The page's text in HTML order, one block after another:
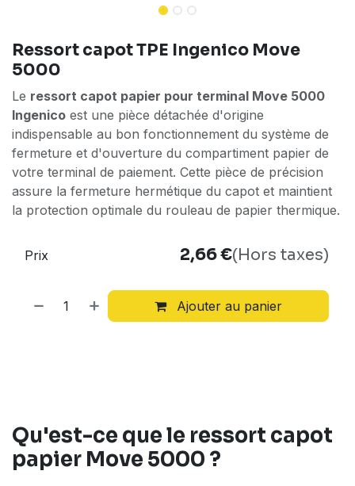
Ressort capot TPE Ingenico Move
5000
Le ressort capot papier pour terminal Move 5000
Ingenico est une pièce détachée d'origine
indispensable au bon fonctionnement du système de
fermeture et d'ouverture du compartiment papier de
votre terminal de paiement. Cette pièce de précision
assure la fermeture hermétique du capot et maintient
la protection optimale du rouleau de papier thermique.
Ajouter au panier
Prix 2,66€(Hors taxes)
Qu'est-ce que le ressort capot
papier Move 5000 ?